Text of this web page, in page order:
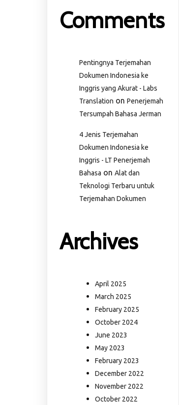
Comments
Pentingnya Terjemahan
Dokumen Indonesia ke
Inggris yang Akurat - Labs
Translation onPenerjemah
Tersumpah Bahasa Jerman
4 Jenis Terjemahan
Dokumen Indonesia ke
Inggris - LT Penerjemah
Bahasa onAlat dan
Teknologi Terbaru untuk
Terjemahan Dokumen
Archives
April 2025
March 2025
February 2025
October 2024
June 2023
May 2023
February 2023
December 2022
November 2022
October 2022